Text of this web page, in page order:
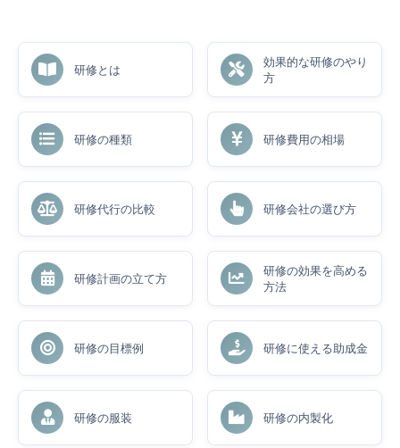
研修とは
効果的な研修のやり
方
研修の種類 研修費用の相場
研修代行の比較 研修会社の選び方
研修計画の立て方
研修の効果を高める
方法
研修の目標例 研修に使える助成金
研修の服装 研修の内製化